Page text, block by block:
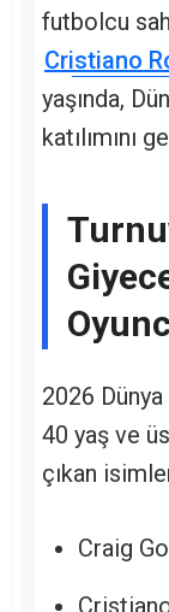
futbolcu
Cristiano
yaşında,
katılımını
2026
40 yaş ve
çıkan
Craig